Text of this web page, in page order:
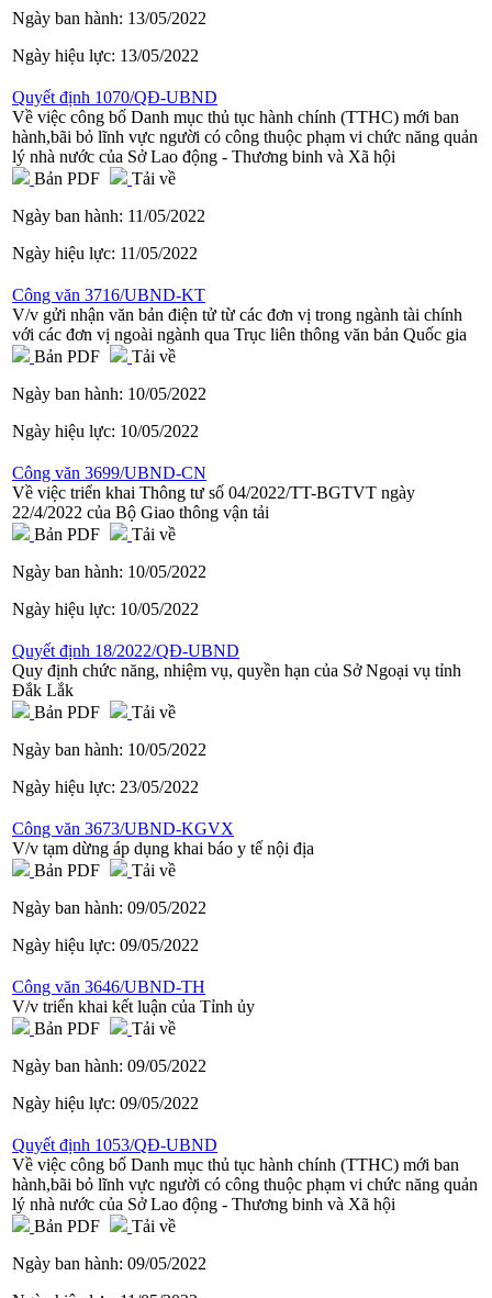
Ngày ban hành: 13/05/2022
Ngày hiệu lực: 13/05/2022
Quyết định 1070/QĐ-UBND
Về việc công bố Danh mục thủ tục hành chính (TTHC) mới ban
hành,bãi bỏ lĩnh vực người có công thuộc phạm vi chức năng quản
lý nhà nước của Sở Lao động - Thương binh và Xã hội
Bản PDF
Tải về
Ngày ban hành: 11/05/2022
Ngày hiệu lực: 11/05/2022
Công văn 3716/UBND-KT
V/v gửi nhận văn bản điện tử từ các đơn vị trong ngành tài chính
với các đơn vị ngoài ngành qua Trục liên thông văn bản Quốc gia
Bản PDF
Tải về
Ngày ban hành: 10/05/2022
Ngày hiệu lực: 10/05/2022
Công văn 3699/UBND-CN
Về việc triển khai Thông tư số 04/2022/TT-BGTVT ngày
22/4/2022 của Bộ Giao thông vận tải
Bản PDF
Tải về
Ngày ban hành: 10/05/2022
Ngày hiệu lực: 10/05/2022
Quyết định 18/2022/QĐ-UBND
Quy định chức năng, nhiệm vụ, quyền hạn của Sở Ngoại vụ tỉnh
Đắk Lắk
Bản PDF
Tải về
Ngày ban hành: 10/05/2022
Ngày hiệu lực: 23/05/2022
Công văn 3673/UBND-KGVX
V/v tạm dừng áp dụng khai báo y tế nội địa
Bản PDF
Tải về
Ngày ban hành: 09/05/2022
Ngày hiệu lực: 09/05/2022
Công văn 3646/UBND-TH
V/v triển khai kết luận của Tỉnh ủy
Bản PDF
Tải về
Ngày ban hành: 09/05/2022
Ngày hiệu lực: 09/05/2022
Quyết định 1053/QĐ-UBND
Về việc công bố Danh mục thủ tục hành chính (TTHC) mới ban
hành,bãi bỏ lĩnh vực người có công thuộc phạm vi chức năng quản
lý nhà nước của Sở Lao động - Thương binh và Xã hội
Bản PDF
Tải về
Ngày ban hành: 09/05/2022